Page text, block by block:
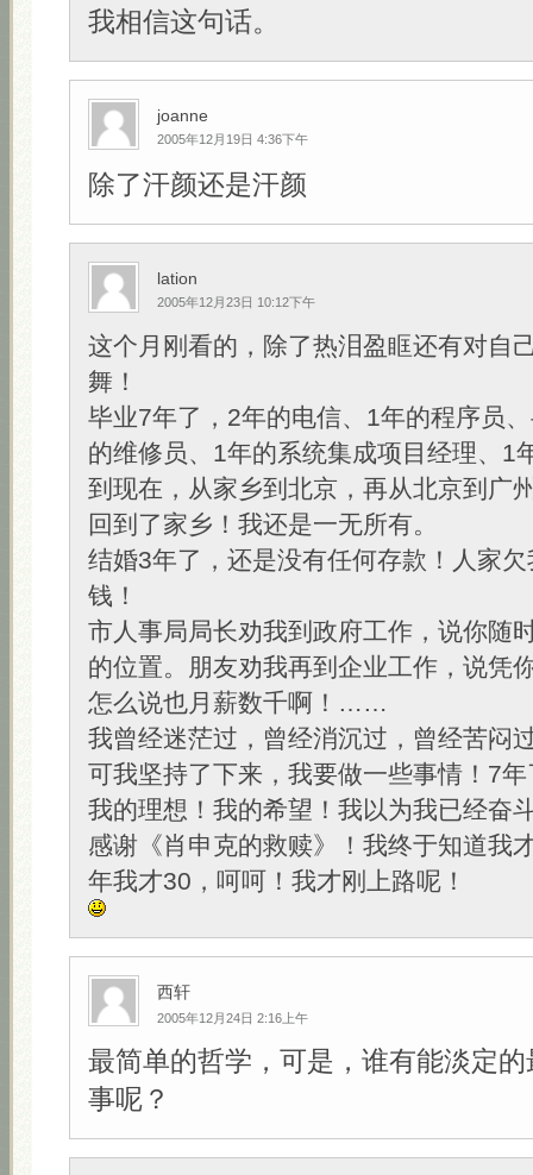
我相信这句话。
joanne
2005年12月19日 4:36下午
除了汗颜还是汗颜
lation
2005年12月23日 10:12下午
这个月刚看的，除了热泪盈眶还有对自
舞！
毕业7年了，2年的电信、1年的程序员
的维修员、1年的系统集成项目经理、1
到现在，从家乡到北京，再从北京到广
回到了家乡！我还是一无所有。
结婚3年了，还是没有任何存款！人家
钱！
市人事局局长劝我到政府工作，说你随
的位置。朋友劝我再到企业工作，说凭
怎么说也月薪数千啊！……
我曾经迷茫过，曾经消沉过，曾经苦
可我坚持了下来，我要做一些事情！7
我的理想！我的希望！我以为我已经奋
感谢《肖申克的救赎》！我终于知道我
年我才30，呵呵！我才刚上路呢！
西轩
2005年12月24日 2:16上午
最简单的哲学，可是，谁有能淡定
事呢？